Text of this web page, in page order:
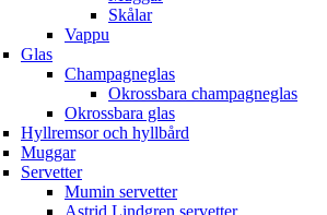
Skålar
Vappu
Glas
Champagneglas
Okrossbara champagneglas
Okrossbara glas
Hyllremsor och hyllbård
Muggar
Servetter
Mumin servetter
Astrid Lindgren servetter